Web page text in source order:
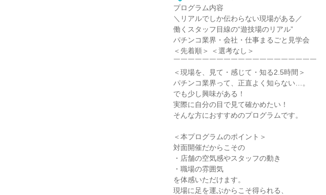
プログラム内容
＼リアルでしか伝わらない現場がある／
働くスタッフ目線の“遊技場のリアル”
パチンコ業界・会社・仕事まるごと見学会
＜先着順＞ ＜選考なし＞
￣￣￣￣￣￣￣￣￣￣￣￣￣￣￣￣￣￣￣￣
＜現場を、見て・感じて・知る2.5時間＞
パチンコ業界って、正直よく知らない…。
でも少し興味がある！
実際に自分の目で見て確かめたい！
そんな方におすすめのプログラムです。
＜本プログラムのポイント＞
対面開催だからこその
・店舗の空気感やスタッフの動き
・職場の雰囲気
を体感いただけます。
現場に足を運ぶからこそ得られる、